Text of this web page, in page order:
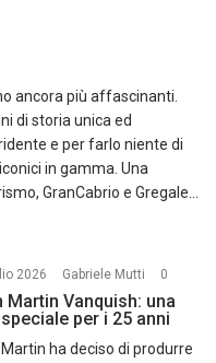
ancora più affascinanti.
di storia unica ed
e per farlo niente di
in gamma. Una
GranCabrio e Gregale...
2026 Gabriele Mutti 0
Martin Vanquish: una
per i 25 anni
ha deciso di produrre